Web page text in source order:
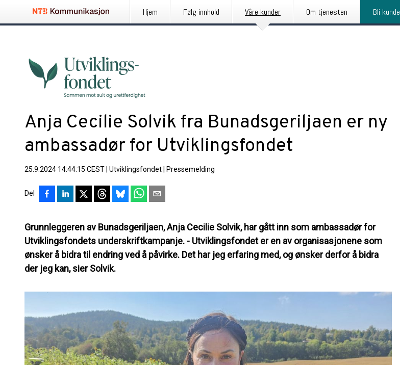
Hjem Følg innhold Våre kunder Om tjenesten Bli kunde
Anja Cecilie Solvik fra Bunadsgeriljaen er ny
ambassadør for Utviklingsfondet
25.9.2024 14:44:15 CEST Utviklingsfondet Pressemelding
Del
Grunnleggeren av Bunadsgeriljaen, Anja Cecilie Solvik, har gått inn som ambassadør for
Utviklingsfondets underskriftkampanje. - Utviklingsfondet er en av organisasjonene som
ønsker å bidra til endring ved å påvirke. Det har jeg erfaring med, og ønsker derfor å bidra
der jeg kan, sier Solvik.